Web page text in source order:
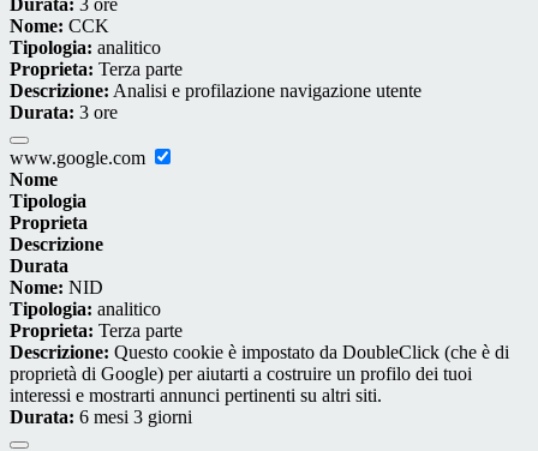
Durata: 3 ore
Nome: CCK
Tipologia: analitico
Proprieta: Terza parte
Descrizione: Analisi e profilazione navigazione utente
Durata: 3 ore
www.google.com
Nome
Tipologia
Proprieta
Descrizione
Durata
Nome: NID
Tipologia: analitico
Proprieta: Terza parte
Descrizione: Questo cookie è impostato da DoubleClick (che è di
proprietà di Google) per aiutarti a costruire un profilo dei tuoi
interessi e mostrarti annunci pertinenti su altri siti.
Durata: 6 mesi 3 giorni